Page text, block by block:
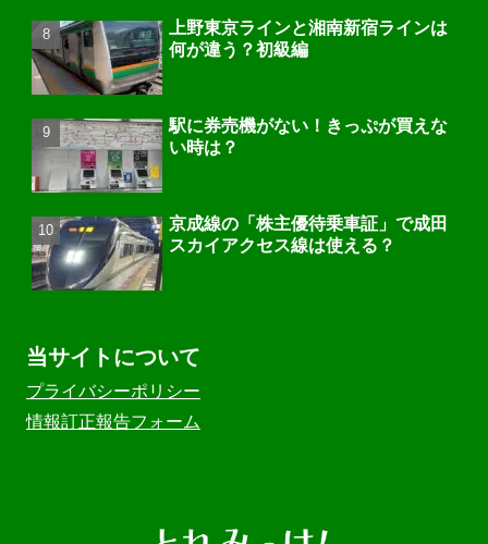
上野東京ラインと湘南新宿ラインは
何が違う？初級編
駅に券売機がない！きっぷが買えな
い時は？
京成線の「株主優待乗車証」で成田
スカイアクセス線は使える？
当サイトについて
プライバシーポリシー
情報訂正報告フォーム